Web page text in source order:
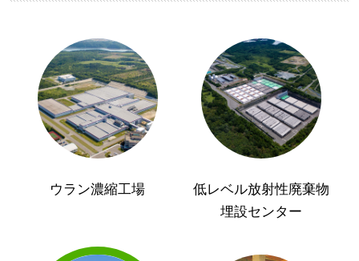
ウラン濃縮工場
低レベル放射性廃棄物
埋設センター